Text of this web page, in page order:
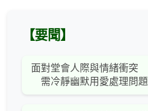
【要聞】
面對堂會人際與情緒衝突
需冷靜幽默用愛處理問題